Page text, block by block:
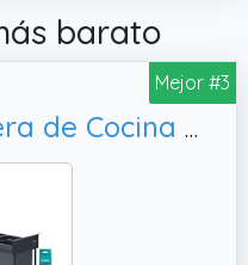
barato
Mejor #3
SONGMICS Papelera de Cocina para Reciclaje y Residuos, Gris LTB950GZ01